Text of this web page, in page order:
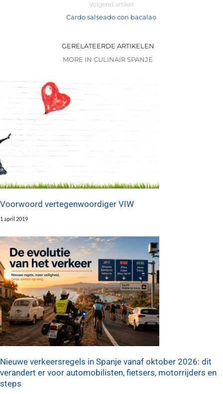
Volgend artikel
Cardo salseado con bacalao
GERELATEERDE ARTIKELEN
MORE IN CULINAIR SPANJE
Voorwoord vertegenwoordiger VIW
1 april 2019
Nieuwe verkeersregels in Spanje vanaf oktober 2026: dit
verandert er voor automobilisten, fietsers, motorrijders en
steps